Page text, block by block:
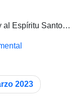
al Espíritu Santo…
2023